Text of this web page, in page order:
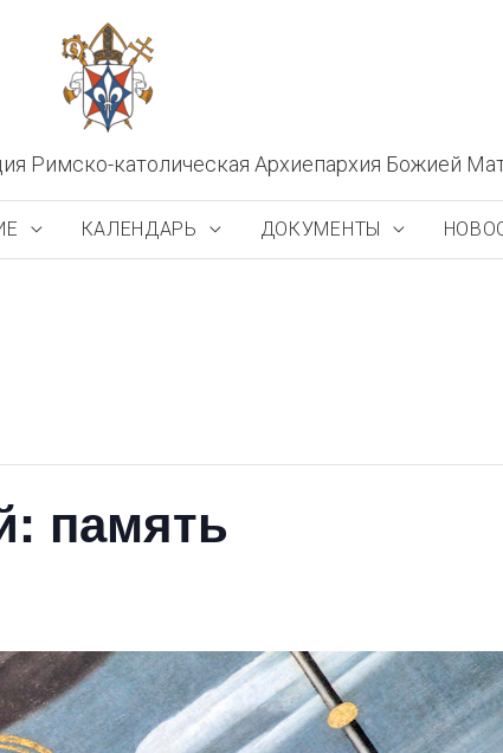
Римско-католическая Архиепархия Божией
КАЛЕНДАРЬ ДОКУМЕНТЫ
память